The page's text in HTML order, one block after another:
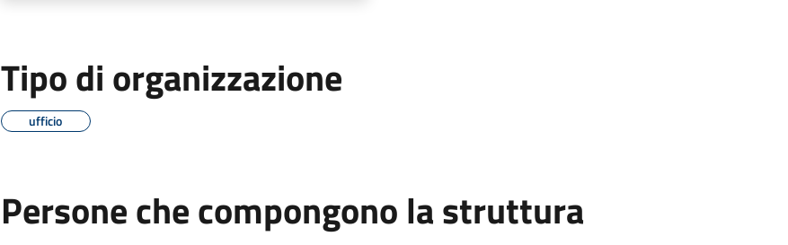
Tipo di organizzazione
ufficio
Persone che compongono la struttura